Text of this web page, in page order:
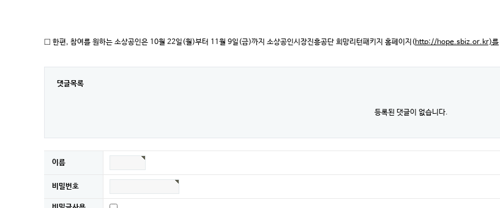
□ 한편, 참여를 원하는 소상공인은 10월 22일(월)부터 11월 9일(금)까지 소상공인시장진흥공단 희망리턴패키지 홈페이지(http://hope.sbiz.or.kr)를
댓글목록
등록된 댓글이 없습니다.
이름
비밀번호